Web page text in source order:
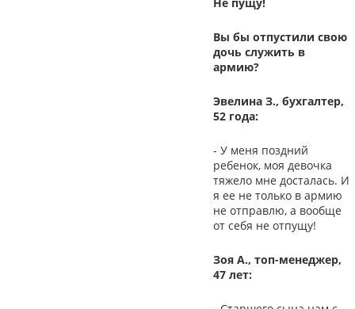
Вы бы отпустили свою
дочь служить в
армию?
Эвелина З., бухгалтер,
52 года:
- У меня поздний
ребенок, моя девочка
тяжело мне досталась. И
я ее не только в армию
не отправлю, а вообще
от себя не отпущу!
Зоя А., топ-менеджер,
47 лет: